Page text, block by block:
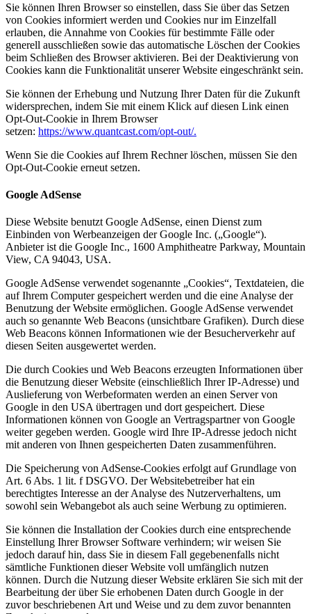
Sie können Ihren Browser so einstellen, dass Sie über das Setzen
von Cookies informiert werden und Cookies nur im Einzelfall
erlauben, die Annahme von Cookies für bestimmte Fälle oder
generell ausschließen sowie das automatische Löschen der Cookies
beim Schließen des Browser aktivieren. Bei der Deaktivierung von
Cookies kann die Funktionalität unserer Website eingeschränkt sein.
Sie können der Erhebung und Nutzung Ihrer Daten für die Zukunft
widersprechen, indem Sie mit einem Klick auf diesen Link einen
Opt-Out-Cookie in Ihrem Browser
setzen: https://www.quantcast.com/opt-out/.
Wenn Sie die Cookies auf Ihrem Rechner löschen, müssen Sie den
Opt-Out-Cookie erneut setzen.
Google AdSense
Diese Website benutzt Google AdSense, einen Dienst zum
Einbinden von Werbeanzeigen der Google Inc. („Google“).
Anbieter ist die Google Inc., 1600 Amphitheatre Parkway, Mountain
View, CA 94043, USA.
Google AdSense verwendet sogenannte „Cookies“, Textdateien, die
auf Ihrem Computer gespeichert werden und die eine Analyse der
Benutzung der Website ermöglichen. Google AdSense verwendet
auch so genannte Web Beacons (unsichtbare Grafiken). Durch diese
Web Beacons können Informationen wie der Besucherverkehr auf
diesen Seiten ausgewertet werden.
Die durch Cookies und Web Beacons erzeugten Informationen über
die Benutzung dieser Website (einschließlich Ihrer IP-Adresse) und
Auslieferung von Werbeformaten werden an einen Server von
Google in den USA übertragen und dort gespeichert. Diese
Informationen können von Google an Vertragspartner von Google
weiter gegeben werden. Google wird Ihre IP-Adresse jedoch nicht
mit anderen von Ihnen gespeicherten Daten zusammenführen.
Die Speicherung von AdSense-Cookies erfolgt auf Grundlage von
Art. 6 Abs. 1 lit. f DSGVO. Der Websitebetreiber hat ein
berechtigtes Interesse an der Analyse des Nutzerverhaltens, um
sowohl sein Webangebot als auch seine Werbung zu optimieren.
Sie können die Installation der Cookies durch eine entsprechende
Einstellung Ihrer Browser Software verhindern; wir weisen Sie
jedoch darauf hin, dass Sie in diesem Fall gegebenenfalls nicht
sämtliche Funktionen dieser Website voll umfänglich nutzen
können. Durch die Nutzung dieser Website erklären Sie sich mit der
Bearbeitung der über Sie erhobenen Daten durch Google in der
zuvor beschriebenen Art und Weise und zu dem zuvor benannten